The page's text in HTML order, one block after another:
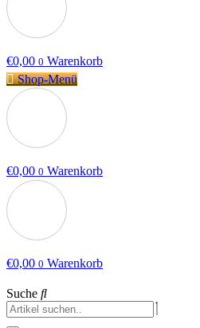
€0,00 0 Warenkorb
Shop-Menü
€0,00 0 Warenkorb
€0,00 0 Warenkorb
Suche